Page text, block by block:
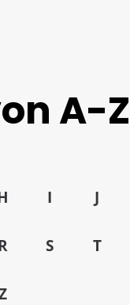
A-Z
I J
S T